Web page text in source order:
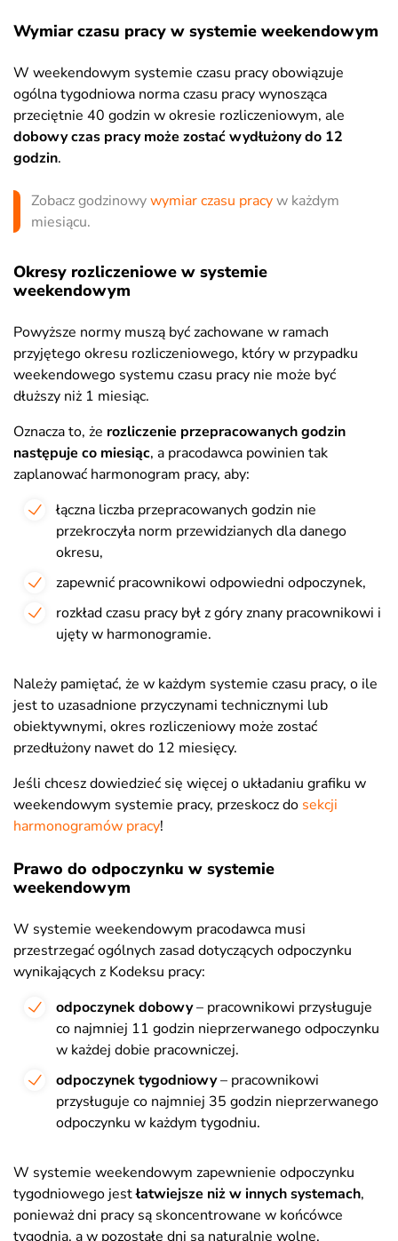
Wymiar czasu pracy w systemie weekendowym
W weekendowym systemie czasu pracy obowiązuje
ogólna tygodniowa norma czasu pracy wynosząca
przeciętnie 40 godzin w okresie rozliczeniowym, ale
dobowy czas pracy może zostać wydłużony do 12
godzin.
Zobacz godzinowywymiar czasu pracyw każdym
miesiącu.
Okresy rozliczeniowe w systemie
weekendowym
Powyższe normy muszą być zachowane w ramach
przyjętego okresu rozliczeniowego, który w przypadku
weekendowego systemu czasu pracy nie może być
dłuższy niż 1 miesiąc.
Oznacza to, że rozliczenie przepracowanych godzin
następuje co miesiąc, a pracodawca powinien tak
zaplanować harmonogram pracy, aby:
łączna liczba przepracowanych godzin nie
przekroczyła norm przewidzianych dla danego
okresu,
zapewnić pracownikowi odpowiedni odpoczynek,
rozkład czasu pracy był z góry znany pracownikowi i
ujęty w harmonogramie.
Należy pamiętać, że w każdym systemie czasu pracy, o ile
jest to uzasadnione przyczynami technicznymi lub
obiektywnymi, okres rozliczeniowy może zostać
przedłużony nawet do 12 miesięcy.
Jeśli chcesz dowiedzieć się więcej o układaniu grafiku w
weekendowym systemie pracy, przeskocz do sekcji
harmonogramów pracy!
Prawo do odpoczynku w systemie
weekendowym
W systemie weekendowym pracodawca musi
przestrzegać ogólnych zasad dotyczących odpoczynku
wynikających z Kodeksu pracy:
odpoczynek dobowy– pracownikowi przysługuje
co najmniej 11 godzin nieprzerwanego odpoczynku
w każdej dobie pracowniczej.
odpoczynek tygodniowy– pracownikowi
przysługuje co najmniej 35 godzin nieprzerwanego
odpoczynku w każdym tygodniu.
W systemie weekendowym zapewnienie odpoczynku
tygodniowego jestłatwiejsze niż w innych systemach,
ponieważ dni pracy są skoncentrowane w końcówce
tygodnia, a w pozostałe dni są naturalnie wolne.